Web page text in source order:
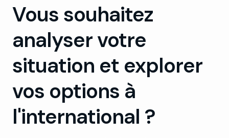
Vous souhaitez
analyser votre
situation et explorer
vos options à
l'international ?